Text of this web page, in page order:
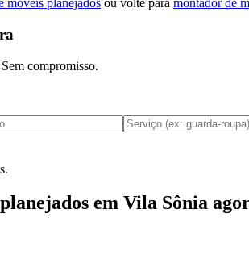
móveis planejados ou volte para montador de
compromisso.
em Vila Sônia